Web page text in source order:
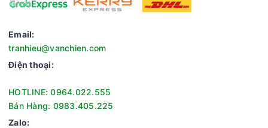
Chế độ này giúp điều hòa tự động bật hoặc tắt sau một
khoảng thời gian mà người dùng không dùng tay thao tác
trực tiếp.
dụng để hẹn giờ trước khi đi ngủ hoặc hẹn giờ theo ý định cá
nhân.
Email:
tranhieu@vanchien.com
Điện thoại:
HOTLINE: 0964.022.555
Bán Hàng: 0983.405.225
Zalo: